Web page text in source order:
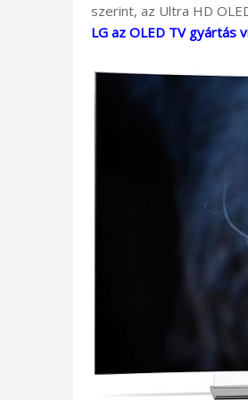
szerint, az Ultra HD
LG az OLED TV gyártás